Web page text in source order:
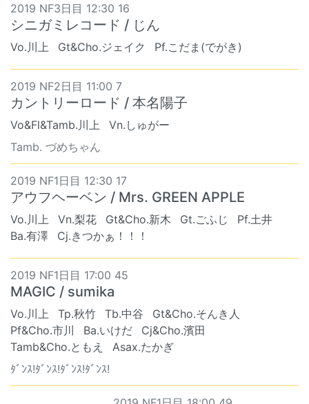
2019 NF3日目 12:30 16
シニガミレコード / じん
Vo.川上 Gt&Cho.ジェイク Pf.こだま(でがき)
2019 NF2日目 11:00 7
カントリーロード / 本名陽子
Vo&Fl&Tamb.川上
Vn.しゅがー
Tamb. づめちゃん
2019 NF1日目 12:30 17
アウフヘーベン / Mrs. GREEN APPLE
Vo.川上 Vn.梨花 Gt&Cho.新木 Gt.ごふじ
Pf.土井
Ba.有澤
Cj.きつかぁ！！！
2019 NF1日目 17:00 45
MAGIC / sumika
Vo.川上 Tp.秋竹 Tb.中谷
Gt&Cho.そんき人
Pf&Cho.市川
Ba.いけだ
Cj&Cho.濱田
Tamb&Cho.ともえ
Asax.たかぎ
ﾀﾞﾝｽ!ﾀﾞﾝｽ!ﾀﾞﾝｽ!ﾀﾞﾝｽ!